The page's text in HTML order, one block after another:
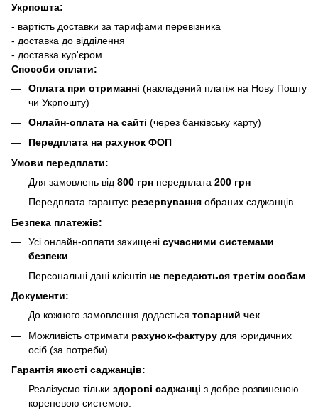
Укрпошта:
- вартість доставки за тарифами перевізника
- доставка до відділення
- доставка кур'єром
Способи оплати:
Оплата при отриманні (накладений платіж на Нову Пошту
чи Укрпошту)
Онлайн-оплата на сайті (через банківську карту)
Передплата на рахунок ФОП
Умови передплати:
Для замовлень від 800 грн передплата 200 грн
Передплата гарантує резервування обраних саджанців
Безпека платежів:
Усі онлайн-оплати захищені сучасними системами
безпеки
Персональні дані клієнтів не передаються третім особам
Документи:
До кожного замовлення додається товарний чек
Можливість отримати рахунок-фактуру для юридичних
осіб (за потреби)
Гарантія якості саджанців:
Реалізуємо тільки здорові саджанці з добре розвиненою
кореневою системою.